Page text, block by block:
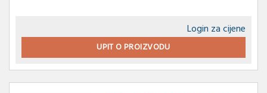
Login za cijene
UPIT O PROIZVODU